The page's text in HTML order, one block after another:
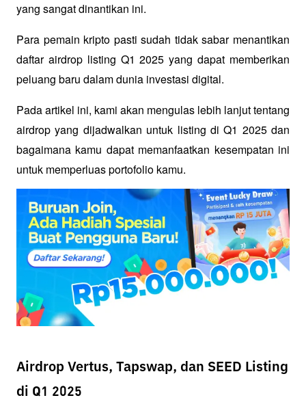
yang sangat dinantikan ini.
Para pemain kripto pasti sudah tidak sabar menantikan
daftar airdrop listing Q1 2025 yang dapat memberikan
peluang baru dalam dunia investasi digital.
Pada artikel ini, kami akan mengulas lebih lanjut tentang
airdrop yang dijadwalkan untuk listing di Q1 2025 dan
bagaimana kamu dapat memanfaatkan kesempatan ini
untuk memperluas portofolio kamu.
Airdrop Vertus, Tapswap, dan SEED Listing
di Q1 2025